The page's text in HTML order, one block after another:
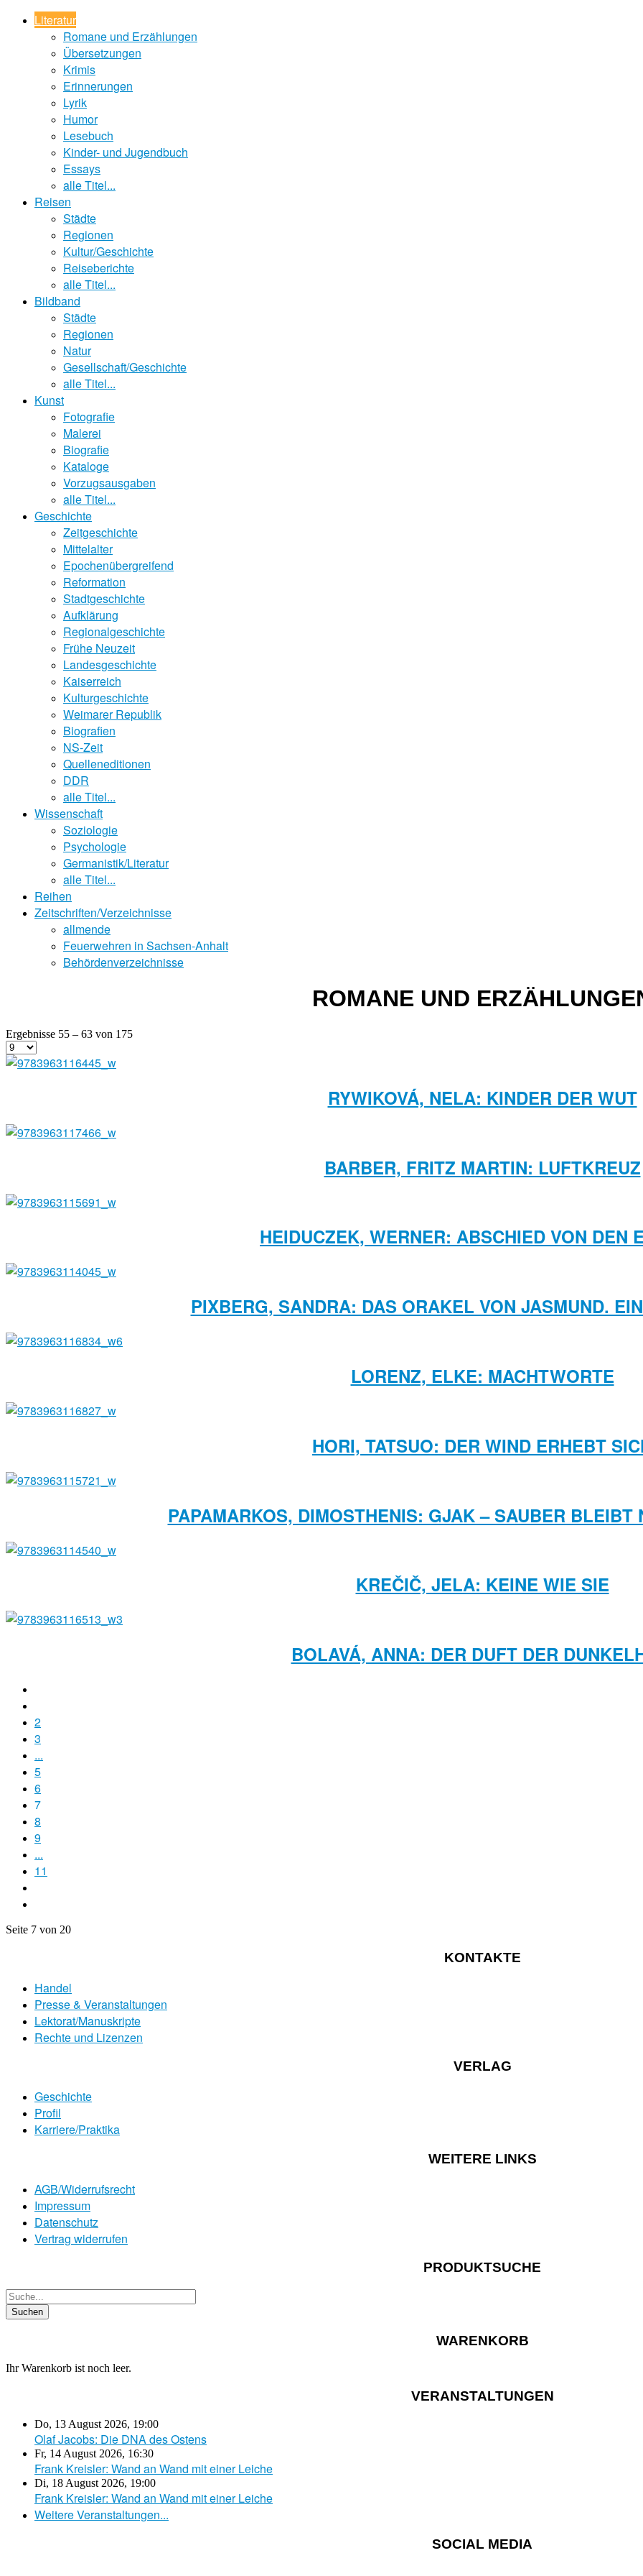
Literatur
Romane und Erzählungen
Übersetzungen
Krimis
Erinnerungen
Lyrik
Humor
Lesebuch
Kinder- und Jugendbuch
Essays
alle Titel...
Reisen
Städte
Regionen
Kultur/Geschichte
Reiseberichte
alle Titel...
Bildband
Städte
Regionen
Natur
Gesellschaft/Geschichte
alle Titel...
Kunst
Fotografie
Malerei
Biografie
Kataloge
Vorzugsausgaben
alle Titel...
Geschichte
Zeitgeschichte
Mittelalter
Epochenübergreifend
Reformation
Stadtgeschichte
Aufklärung
Regionalgeschichte
Frühe Neuzeit
Landesgeschichte
Kaiserreich
Kulturgeschichte
Weimarer Republik
Biografien
NS-Zeit
Quelleneditionen
DDR
alle Titel...
Wissenschaft
Soziologie
Psychologie
Germanistik/Literatur
alle Titel...
Reihen
Zeitschriften/Verzeichnisse
allmende
Feuerwehren in Sachsen-Anhalt
Behördenverzeichnisse
ROMANE UND
Ergebnisse 55 – 63 von 175
RYWIKOVÁ, NELA: KINDER DER WUT
BARBER, FRITZ MARTIN: LUFTKREUZ
HEIDUCZEK, WERNER: ABSCHIED VON DEN
PIXBERG, SANDRA: DAS ORAKEL VON JASMUND.
LORENZ, ELKE: MACHTWORTE
HORI, TATSUO: DER WIND ERHEBT
PAPAMARKOS, DIMOSTHENIS: GJAK – SAUBER BLEIBT
KREČIČ, JELA: KEINE WIE SIE
BOLAVÁ, ANNA: DER DUFT DER
2
3
...
5
6
7
8
9
...
11
Seite 7 von 20
KONTAKTE
Handel
Presse & Veranstaltungen
Lektorat/Manuskripte
Rechte und Lizenzen
VERLAG
Geschichte
Profil
Karriere/Praktika
WEITERE LINKS
AGB/Widerrufsrecht
Impressum
Datenschutz
Vertrag widerrufen
PRODUKTSUCHE
WARENKORB
Ihr Warenkorb ist noch leer.
VERANSTALTUNGEN
Do, 13 August 2026, 19:00
Olaf Jacobs: Die DNA des Ostens
Fr, 14 August 2026, 16:30
Frank Kreisler: Wand an Wand mit einer Leiche
Di, 18 August 2026, 19:00
Frank Kreisler: Wand an Wand mit einer Leiche
Weitere Veranstaltungen...
SOCIAL MEDIA